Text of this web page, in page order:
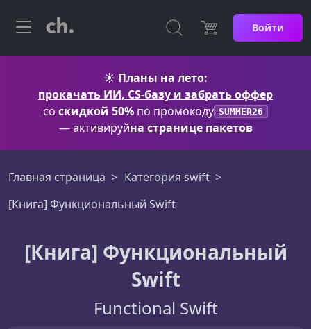
Войти
☀️ Планы на лето:
прокачать ИИ, CS-базу и забрать оффер
со скидкой 50% по промокоду SUMMER26
— активируйна странице пакетов
Главная страница
Категория swift
[Книга] Функциональный Swift
[Книга] Функциональный
Swift
Functional Swift